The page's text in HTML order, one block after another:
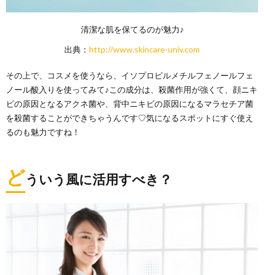
清潔な肌を保てるのが魅力♪
出典： http://www.skincare-univ.com
その上で、コスメを使うなら、イソプロピルメチルフェノールフェ
ノール酸入りを使ってみて♪この成分は、殺菌作用が強くて、顔ニキ
ビの原因となるアクネ菌や、背中ニキビの原因になるマラセチア菌
を殺菌することができちゃうんです♡気になるスポットにすぐ使え
るのも魅力ですね！
どういう風に活用すべき？